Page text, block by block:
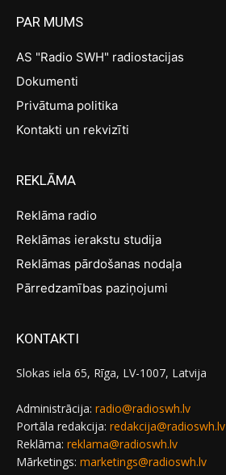
PAR MUMS
AS "Radio SWH" radiostacijas
Dokumenti
Privātuma politika
Kontakti un rekvizīti
REKLĀMA
Reklāma radio
Reklāmas ierakstu studija
Reklāmas pārdošanas nodaļa
Pārredzamības paziņojumi
KONTAKTI
Slokas iela 65, Rīga, LV-1007, Latvija
Administrācija: radio@radioswh.lv
Portāla redakcija: redakcija@radioswh.lv
Reklāma: reklama@radioswh.lv
Mārketings: marketings@radioswh.lv